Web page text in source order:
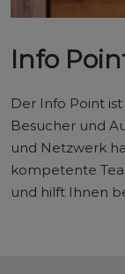
Info
Der Info Point
Besucher und
und Netzwerk
kompetente
und hilft Ihnen